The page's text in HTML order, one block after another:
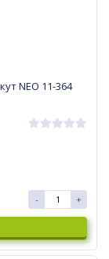
NEO 11-364
- +